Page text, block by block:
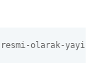
resmi-olarak-